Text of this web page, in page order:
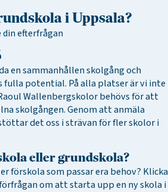
i Uppsala?
din efterfrågan
en sammanhållen skolgång och
potential. På alla platser är vi inte
Wallenbergskolor behövs för att
skolgången. Genom att anmäla
det oss i strävan för fler skolor i
eller grundskola?
förskola som passar era behov? Klicka
om att starta upp en ny skola i